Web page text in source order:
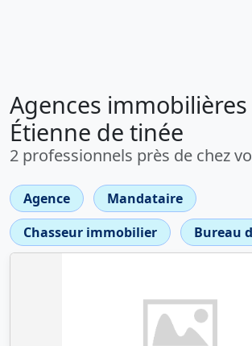
Agences immobilières
Étienne de tinée
2 professionnels près de chez
Agence
Mandataire
Chasseur immobilier
Bureau